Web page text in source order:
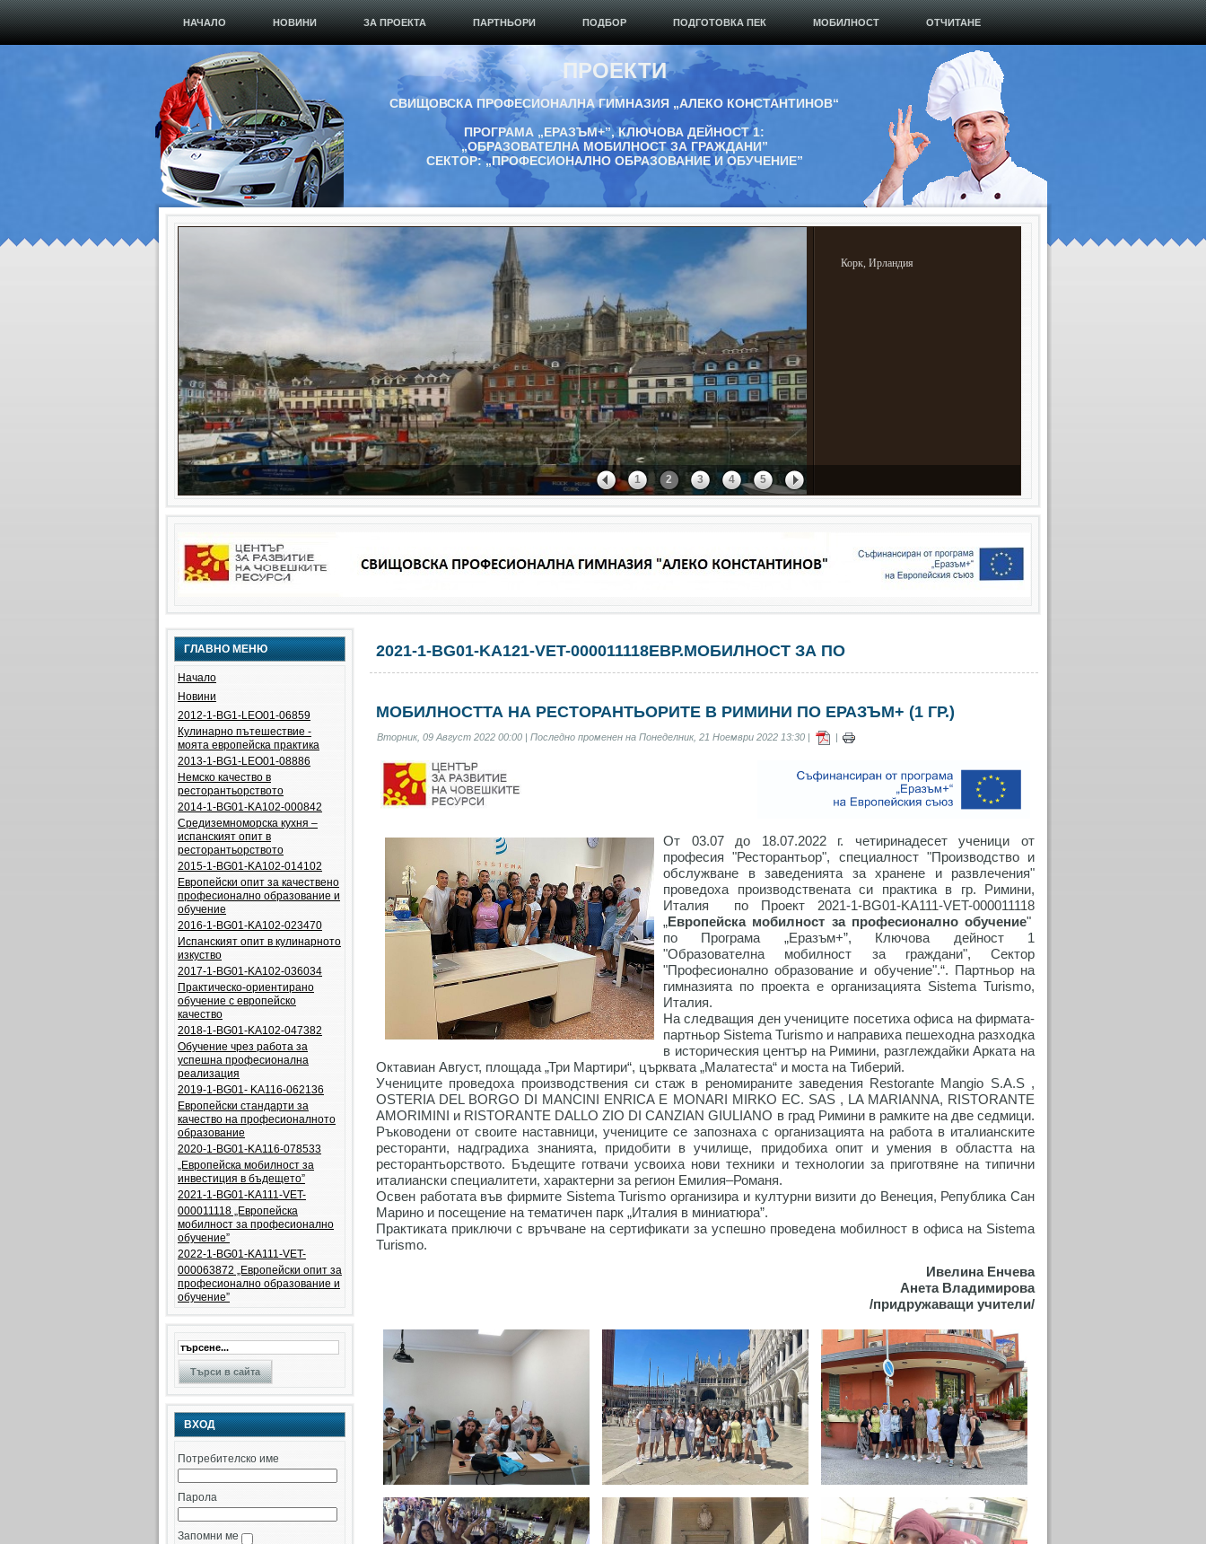
НАЧАЛО НОВИНИ ЗА ПРОЕКТА ПАРТНЬОРИ ПОДБОР ПОДГОТОВКА ПЕК МОБИЛНОСТ ОТЧИТАНЕ
ПРОЕКТИ
СВИЩОВСКА ПРОФЕСИОНАЛНА ГИМНАЗИЯ „АЛЕКО КОНСТАНТИНОВ“
ПРОГРАМА „ЕРАЗЪМ+”, КЛЮЧОВА ДЕЙНОСТ 1:
„ОБРАЗОВАТЕЛНА МОБИЛНОСТ ЗА ГРАЖДАНИ”
СЕКТОР: „ПРОФЕСИОНАЛНО ОБРАЗОВАНИЕ И ОБУЧЕНИЕ”
1 2 3 4 5
Корк, Ирландия
ГЛАВНО МЕНЮ
Начало
Новини
2012-1-BG1-LEO01-06859
Кулинарно пътешествие -
моята европейска практика
2013-1-BG1-LEO01-08886
Немско качество в
ресторантьорството
2014-1-BG01-KA102-000842
Средиземноморска кухня –
испанският опит в
ресторантьорството
2015-1-BG01-KA102-014102
Европейски опит за качествено
професионално образование и
обучение
2016-1-BG01-KA102-023470
Испанският опит в кулинарното
изкуство
2017-1-BG01-KA102-036034
Практическо-ориентирано
обучение с европейско
качество
2018-1-BG01-KA102-047382
Обучение чрез работа за
успешна професионална
реализация
2019-1-BG01- KA116-062136
Европейски стандарти за
качество на професионалното
образование
2020-1-BG01-KA116-078533
„Европейска мобилност за
инвестиция в бъдещето”
2021-1-BG01-KA111-VET-
000011118 „Европейска
мобилност за професионално
обучение”
2022-1-BG01-KA111-VET-
000063872 „Eвропейски опит за
професионално образование и
обучение”
ВХОД
Потребителско име
Парола
Запомни ме
2021-1-BG01-KA121-VET-000011118ЕВР.МОБИЛНОСТ ЗА ПО
МОБИЛНОСТТА НА РЕСТОРАНТЬОРИТЕ В РИМИНИ ПО ЕРАЗЪМ+ (1 ГР.)
Вторник, 09 Август 2022 00:00 | Последно променен на Понеделник, 21 Ноември 2022 13:30 | |
От 03.07 до 18.07.2022 г. четиринадесет ученици от
професия "Ресторантьор", специалност "Производство и
обслужване в заведенията за хранене и развлечения"
проведоха производствената си практика в гр. Римини,
Италия по Проект 2021-1-BG01-KA111-VET-000011118
„Европейска мобилност за професионално обучение"
по Програма „Еразъм+”, Ключова дейност 1
"Образователна мобилност за граждани", Сектор
"Професионално образование и обучение".“. Партньор на
гимназията по проекта е организацията Sistema Turismo,
Италия.
На следващия ден учениците посетиха офиса на фирмата-
партньор Sistema Turismo и направиха пешеходна разходка
в историческия център на Римини, разглеждайки Арката на
Октавиан Август, площада „Три Мартири“, църквата „Малатеста“ и моста на Тиберий.
Учениците проведоха производствения си стаж в реномираните заведения Restorante Mangio S.A.S ,
OSTERIA DEL BORGO DI MANCINI ENRICA E MONARI MIRKO EC. SAS , LA MARIANNA, RISTORANTE
AMORIMINI и RISTORANTE DALLO ZIO DI CANZIAN GIULIANO в град Римини в рамките на две седмици.
Ръководени от своите наставници, учениците се запознаха с организацията на работа в италианските
ресторанти, надградиха знанията, придобити в училище, придобиха опит и умения в областта на
ресторантьорството. Бъдещите готвачи усвоиха нови техники и технологии за приготвяне на типични
италиански специалитети, характерни за регион Емилия–Романя.
Освен работата във фирмите Sistema Turismo организира и културни визити до Венеция, Република Сан
Марино и посещение на тематичен парк „Италия в миниатюра”.
Практиката приключи с връчване на сертификати за успешно проведена мобилност в офиса на Sistema
Turismo.
Ивелина Енчева
Анета Владимирова
/придружаващи учители/